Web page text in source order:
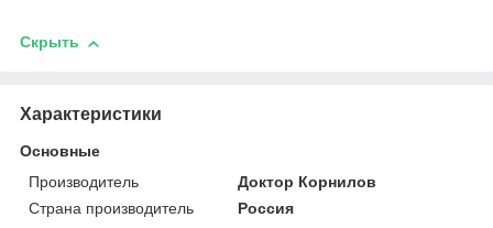
Скрыть
Характеристики
Основные
Производитель
Доктор Корнилов
Страна производитель
Россия